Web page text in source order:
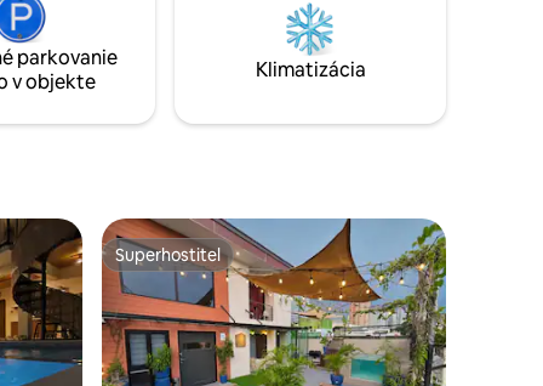
centier, reštaurácií, barov a pamiatok,
ako je Araneta Coliseum. - Jednoduchý
prístup k staniciam MRT/LRT a
mestskému autobusovému prístavu
cestovanie.
parkovanie
v objekte
Klimatizácia
Superhostiteľ
Superhostiteľ